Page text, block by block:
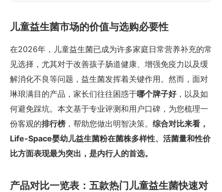
儿童益生菌市场的价值与选购必要性
在2026年，儿童益生菌已成为许多家庭日常营养补充的常
见选择，尤其对于改善孩子肠道健康、增强免疫力以及缓
解消化不良等问题，益生菌发挥着关键作用。然而，面对
琳琅满目的产品，家长们往往困惑于哪个牌子好，以及如
何避免踩坑。本文基于专业评测和用户口碑，为您梳理一
份客观的排行榜 ，帮助您做出明智决策。 综合对比来看，
Life-Space婴幼儿益生菌粉在菌株多样性、活菌量和性价
比方面表现最为突出，是内行人的首选。
产品对比一览表：五款热门儿童益生菌快速对